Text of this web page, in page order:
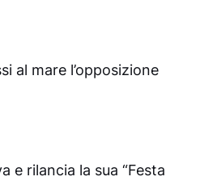
al mare l’opposizione
e rilancia la sua “Festa